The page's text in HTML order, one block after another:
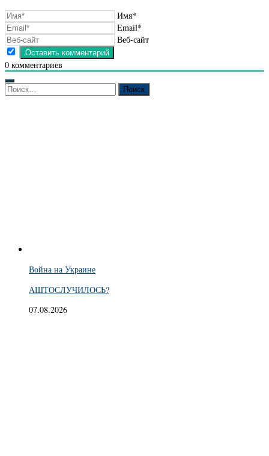
Имя*
Email*
Веб-сайт
0 комментариев
Найти:
Война на Украине
АШТОСЛУЧИЛОСЬ?
07.08.2026